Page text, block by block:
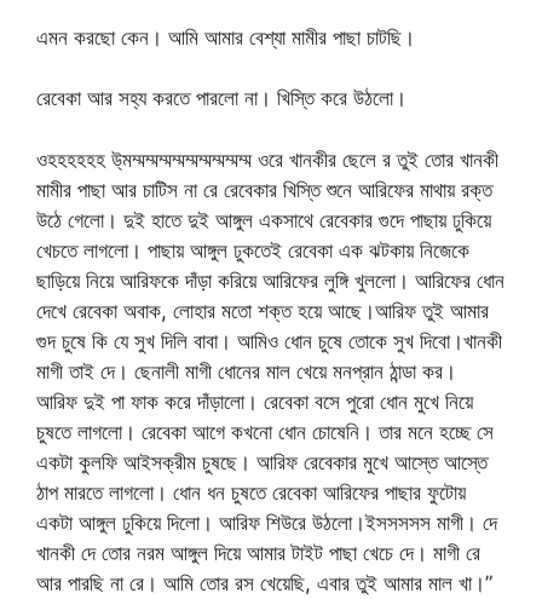
এমন করছো কেন। আমি আমার বেশ্যা মামীর পাছা চাটছি।
রেবেকা আর সহ্য করতে পারলো না। খিস্তি করে উঠলো।
ওহহহহহহ উ্মম্মম্মম্মম্মম্মম্মম্মম্মম্ম ওরে খানকীর ছেলে র তুই তোর খানকী
মামীর পাছা আর চাটিস না রে রেবেকার খিস্তি শুনে আরিফের মাথায় রক্ত
উঠে গেলো। দুই হাতে দুই আঙ্গুল একসাথে রেবেকার গুদে পাছায় ঢুকিয়ে
খেচতে লাগলো। পাছায় আঙ্গুল ঢুকতেই রেবেকা এক ঝটকায় নিজেকে
ছাড়িয়ে নিয়ে আরিফকে দাঁড়া করিয়ে আরিফের লুঙ্গি খুললো। আরিফের ধোন
দেখে রেবেকা অবাক, লোহার মতো শক্ত হয়ে আছে।আরিফ তুই আমার
গুদ চুষে কি যে সুখ দিলি বাবা। আমিও ধোন চুষে তোকে সুখ দিবো।খানকী
মাগী তাই দে। ছেনালী মাগী ধোনের মাল খেয়ে মনপ্রান ঠান্ডা কর।
আরিফ দুই পা ফাক করে দাঁড়ালো। রেবেকা বসে পুরো ধোন মুখে নিয়ে
চুষতে লাগলো। রেবেকা আগে কখনো ধোন চোষেনি। তার মনে হচ্ছে সে
একটা কুলফি আইসক্রীম চুষছে। আরিফ রেবেকার মুখে আস্তে আস্তে
ঠাপ মারতে লাগলো। ধোন ধন চুষতে রেবেকা আরিফের পাছার ফুটোয়
একটা আঙ্গুল ঢুকিয়ে দিলো। আরিফ শিউরে উঠলো।ইসসসসস মাগী। দে
খানকী দে তোর নরম আঙ্গুল দিয়ে আমার টাইট পাছা খেচে দে। মাগী রে
আর পারছি না রে। আমি তোর রস খেয়েছি, এবার তুই আমার মাল খা।”